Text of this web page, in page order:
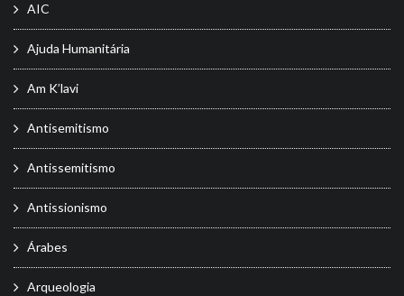
AIC
Ajuda Humanitária
Am K’lavi
Antisemitismo
Antissemitismo
Antissionismo
Árabes
Arqueologia